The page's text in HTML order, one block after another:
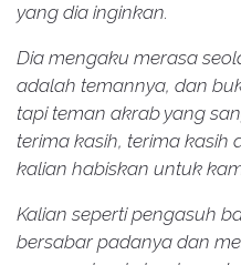
yang dia inginkan.
Dia mengaku merasa
adalah temannya, dan
tapi teman akrab yang
terima kasih, terima kasih
kalian habiskan untuk
Kalian seperti pengasuh
bersabar padanya dan